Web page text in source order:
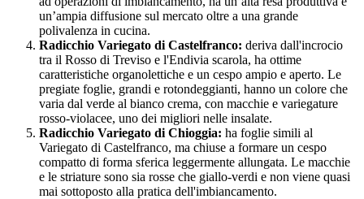
un’ampia diffusione sul mercato oltre a una grande
polivalenza in cucina.
Radicchio Variegato di Castelfranco: deriva dall'incrocio
tra il Rosso di Treviso e l'Endivia scarola, ha ottime
caratteristiche organolettiche e un cespo ampio e aperto. Le
pregiate foglie, grandi e rotondeggianti, hanno un colore che
varia dal verde al bianco crema, con macchie e variegature
rosso-violacee, uno dei migliori nelle insalate.
Radicchio Variegato di Chioggia: ha foglie simili al
Variegato di Castelfranco, ma chiuse a formare un cespo
compatto di forma sferica leggermente allungata. Le macchie
e le striature sono sia rosse che giallo-verdi e non viene quasi
mai sottoposto alla pratica dell'imbiancamento.